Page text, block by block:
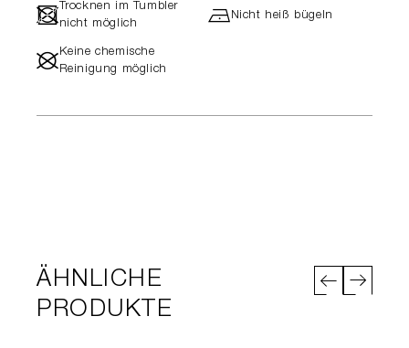
- Trocknen im Tumbler
nicht möglich
hNicht heiß bügeln
#Keine chemische
Reinigung möglich
ÄHNLICHE
PRODUKTE